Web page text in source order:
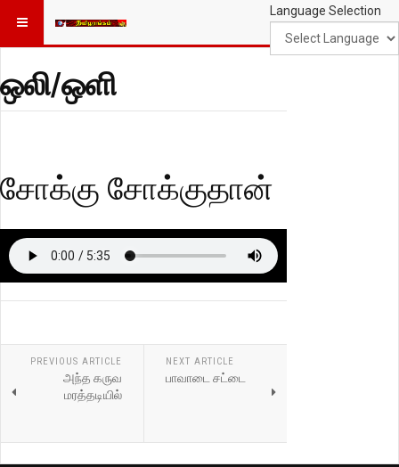
Language Selection
ஒலி/ஒளி
சோக்கு சோக்குதான்
PREVIOUS ARTICLE
அந்த கருவ
மரத்தடியில்
NEXT ARTICLE
பாவாடை சட்டை